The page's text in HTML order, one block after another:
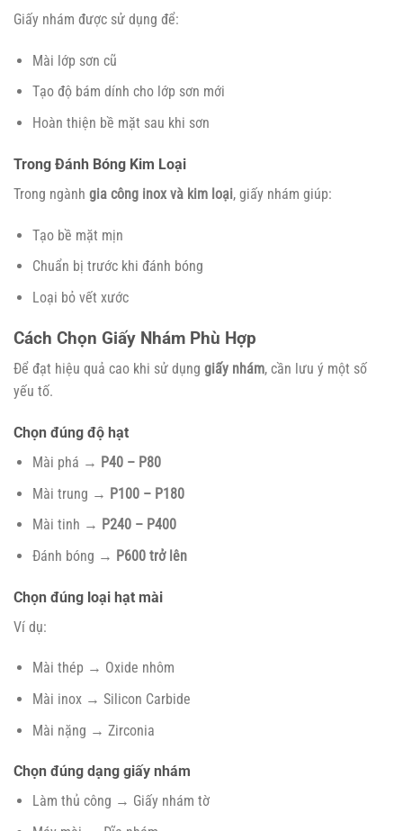
Giấy nhám được sử dụng để:
Mài lớp sơn cũ
Tạo độ bám dính cho lớp sơn mới
Hoàn thiện bề mặt sau khi sơn
Trong Đánh Bóng Kim Loại
Trong ngành gia công inox và kim loại, giấy nhám giúp:
Tạo bề mặt mịn
Chuẩn bị trước khi đánh bóng
Loại bỏ vết xước
Cách Chọn Giấy Nhám Phù Hợp
Để đạt hiệu quả cao khi sử dụng giấy nhám, cần lưu ý một số
yếu tố.
Chọn đúng độ hạt
Mài phá → P40 – P80
Mài trung → P100 – P180
Mài tinh → P240 – P400
Đánh bóng → P600 trở lên
Chọn đúng loại hạt mài
Ví dụ:
Mài thép → Oxide nhôm
Mài inox → Silicon Carbide
Mài nặng → Zirconia
Chọn đúng dạng giấy nhám
Làm thủ công → Giấy nhám tờ